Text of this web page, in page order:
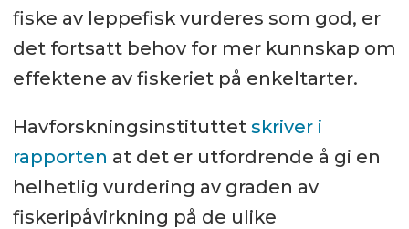
fiske av leppefisk vurderes som god, er
det fortsatt behov for mer kunnskap om
effektene av fiskeriet på enkeltarter.
Havforskningsinstituttet skriver i
rapporten at det er utfordrende å gi en
helhetlig vurdering av graden av
fiskeripåvirkning på de ulike